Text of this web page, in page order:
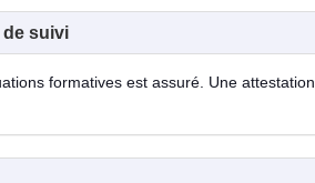
de suivi
formatives est assuré. Une